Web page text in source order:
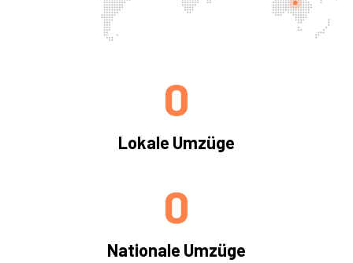
Lokale Umzüge
0
Nationale Umzüge
0